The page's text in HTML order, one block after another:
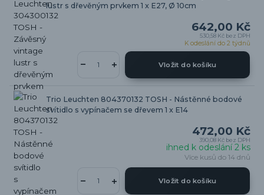
lustr s dřevěným prvkem 1 x E27, Ø 10cm
642,00 Kč
530,58 Kč bez DPH
K odeslání do 2 týdnů
Vložit do košíku
Trio Leuchten 804370132 TOSH - Nástěnné bodové
svítidlo s vypínačem se dřevem 1 x E14
472,00 Kč
390,08 Kč bez DPH
ihned k odeslání 2 ks
Více kusů do 14 dnů
Vložit do košíku